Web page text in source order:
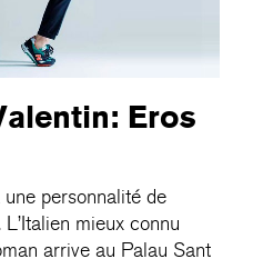
Eros
personnalité de
mieux connu
arrive au Palau Sant